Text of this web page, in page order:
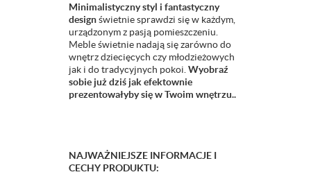
Minimalistyczny styl i fantastyczny
designświetnie sprawdzi się w każdym,
urządzonym z pasją pomieszczeniu.
Meble świetnie nadają się zarówno do
wnętrz dziecięcych czy młodzieżowych
jak i do tradycyjnych pokoi.Wyobraź
sobie już dziś jak efektownie
prezentowałyby się w Twoim wnętrzu..
NAJWAŻNIEJSZE INFORMACJE I
CECHY PRODUKTU: